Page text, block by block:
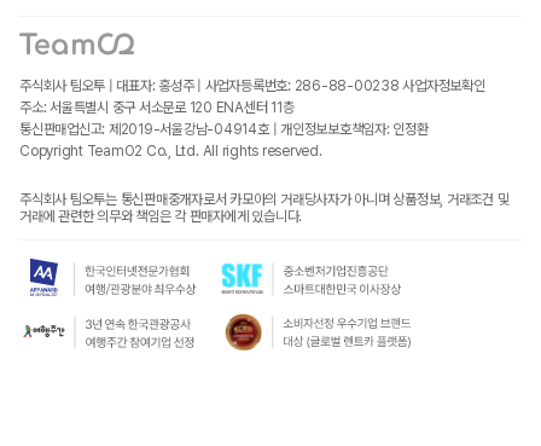
주식회사 팀오투 | 대표자: 홍성주 | 사업자등록번호: 286-88-00238 사업자정보확인
주소: 서울특별시 중구 서소문로 120 ENA센터 11층
통신판매업신고: 제2019-서울강남-04914호 | 개인정보보호책임자: 인정환
Copyright TeamO2 Co., Ltd. All rights reserved.
주식회사 팀오투는 통신판매중개자로서 카모아의 거래당사자가 아니며 상품정보, 거래조건 및
거래에 관련한 의무와 책임은 각 판매자에게 있습니다.